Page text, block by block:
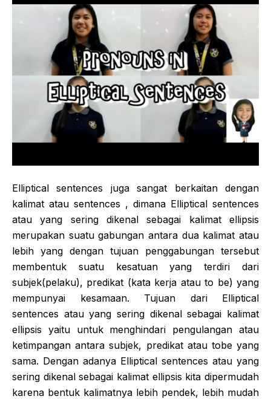
Elliptical sentences juga sangat berkaitan dengan
kalimat atau sentences , dimana Elliptical sentences
atau yang sering dikenal sebagai kalimat ellipsis
merupakan suatu gabungan antara dua kalimat atau
lebih yang dengan tujuan penggabungan tersebut
membentuk suatu kesatuan yang terdiri dari
subjek(pelaku), predikat (kata kerja atau to be) yang
mempunyai kesamaan. Tujuan dari Elliptical
sentences atau yang sering dikenal sebagai kalimat
ellipsis yaitu untuk menghindari pengulangan atau
ketimpangan antara subjek, predikat atau tobe yang
sama. Dengan adanya Elliptical sentences atau yang
sering dikenal sebagai kalimat ellipsis kita dipermudah
karena bentuk kalimatnya lebih pendek, lebih mudah